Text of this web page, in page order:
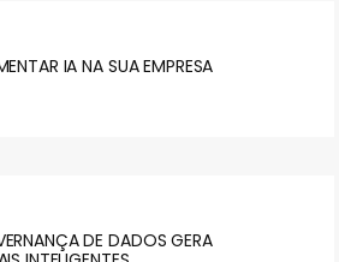
IA NA SUA EMPRESA
DE DADOS GERA